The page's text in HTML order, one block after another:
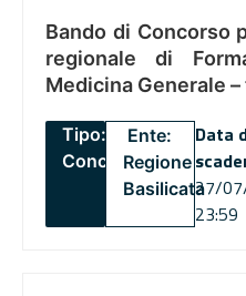
Bando di Concorso
regionale di
Medicina Generale
Tipo:
Concorsi
Ente:
Regione
Basilicata
Data
27/
23:59